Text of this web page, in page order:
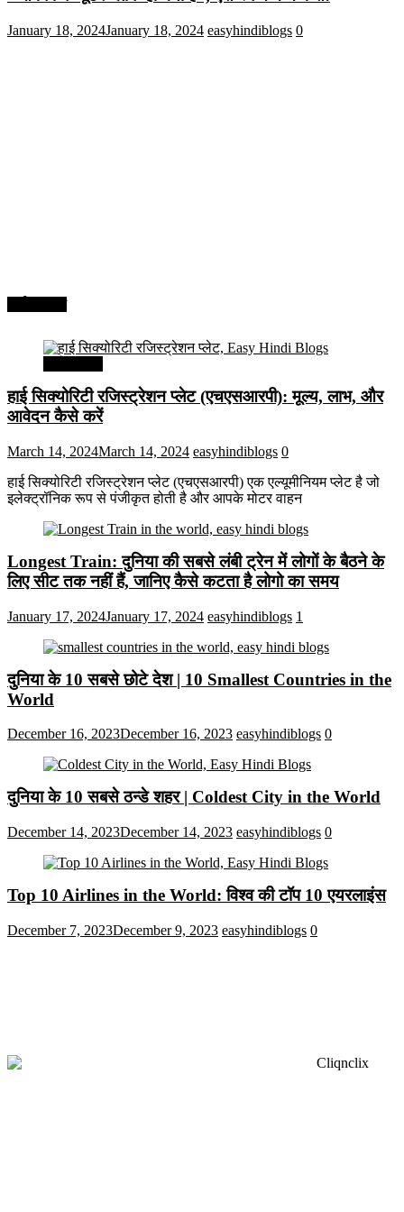
January 18, 2024January 18, 2024 easyhindiblogs 0
हाई सिक्योरिटी रजिस्ट्रेशन प्लेट (एचएसआरपी): मूल्य, लाभ, और
आवेदन कैसे करें
March 14, 2024March 14, 2024 easyhindiblogs 0
हाई सिक्योरिटी रजिस्ट्रेशन प्लेट (एचएसआरपी) एक एल्यूमीनियम प्लेट है जो
इलेक्ट्रॉनिक रूप से पंजीकृत होती है और आपके मोटर वाहन
Longest Train: दुनिया की सबसे लंबी ट्रेन में लोगों के बैठने के
लिए सीट तक ​​नहीं हैं, जानिए कैसे कटता है लोगो का समय
January 17, 2024January 17, 2024 easyhindiblogs 1
दुनिया के 10 सबसे छोटे देश | 10 Smallest Countries in the
World
December 16, 2023December 16, 2023 easyhindiblogs 0
दुनिया के 10 सबसे ठन्डे शहर | Coldest City in the World
December 14, 2023December 14, 2023 easyhindiblogs 0
Top 10 Airlines in the World: विश्व की टॉप 10 एयरलाइंस
December 7, 2023December 9, 2023 easyhindiblogs 0